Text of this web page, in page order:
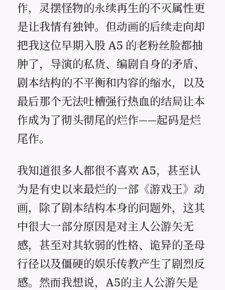
作，灵摆怪物的永续再生的不灭属性更
是让我情有独钟。但动画的后续走向却
把我这位早期入股 A5 的老粉丝脸都抽
肿了，导演的私货、编剧自身的矛盾、
剧本结构的不平衡和内容的缩水，以及
最后那个无法吐槽强行热血的结局让本
作成为了彻头彻尾的烂作——起码是烂
尾作。
我知道很多人都很不喜欢 A5，甚至认
为是有史以来最烂的一部《游戏王》动
画，除了剧本结构本身的问题外，这其
中很大一部分原因是对主人公游矢无
感，甚至对其软弱的性格、诡异的圣母
行径以及僵硬的娱乐传教产生了剧烈反
感。然而我想说，A5的主人公游矢是